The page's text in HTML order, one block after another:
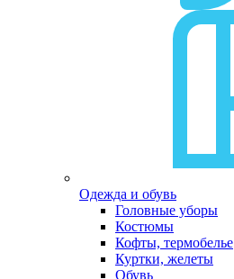
Одежда и обувь
Головные уборы
Костюмы
Кофты, термобелье
Куртки, желеты
Обувь